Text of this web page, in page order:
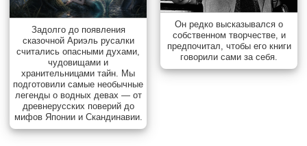
Задолго до появления
сказочной Ариэль русалки
считались опасными духами,
чудовищами и
хранительницами тайн. Мы
подготовили самые необычные
легенды о водных девах — от
древнерусских поверий до
мифов Японии и Скандинавии.
Он редко высказывался о
собственном творчестве, и
предпочитал, чтобы его книги
говорили сами за себя.